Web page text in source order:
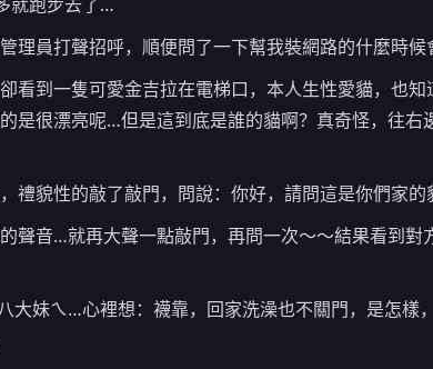
理員打聲招呼，順便問了一下幫我裝網路的什麼時
看到一隻可愛金吉拉在電梯口，本人生性愛貓，也
是很漂亮呢…但是這到底是誰的貓啊？真奇怪，往
禮貌性的敲了敲門，問說：你好，請問這是你們家的
聲音…就再大聲一點敲門，再問一次～～結果看到
大妹ㄟ…心裡想：襪靠，回家洗澡也不關門，是怎樣